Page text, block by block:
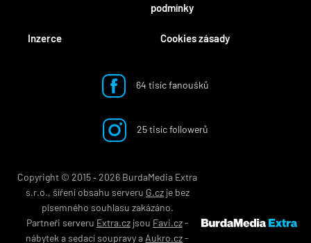
Inzerce
podmínky
Cookies zásady
64 tisíc fanoušků
25 tisíc followerů
Copyright © 2015 ‐ 2026 BurdaMedia Extra
s.r.o., šíření obsahu serveru G.czje bez
písemného souhlasu zakázáno.
Partneři serveru Extra.czjsou Favi.cz-
nábytek a sedací soupravya Aukro.cz-